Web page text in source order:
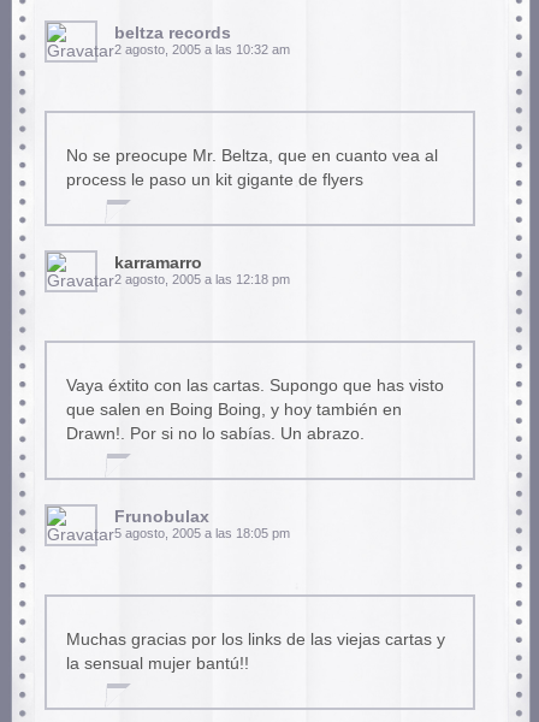
beltza records
2 agosto, 2005 a las 10:32 am
No se preocupe Mr. Beltza, que en cuanto vea al
process le paso un kit gigante de flyers
karramarro
2 agosto, 2005 a las 12:18 pm
Vaya éxtito con las cartas. Supongo que has visto
que salen en Boing Boing, y hoy también en
Drawn!. Por si no lo sabías. Un abrazo.
Frunobulax
5 agosto, 2005 a las 18:05 pm
Muchas gracias por los links de las viejas cartas y
la sensual mujer bantú!!